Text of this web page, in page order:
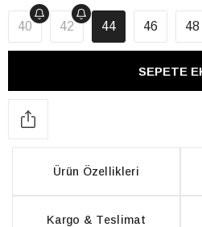
40 42 44 46 48
Ürün Özellikleri
Kargo & Teslimat